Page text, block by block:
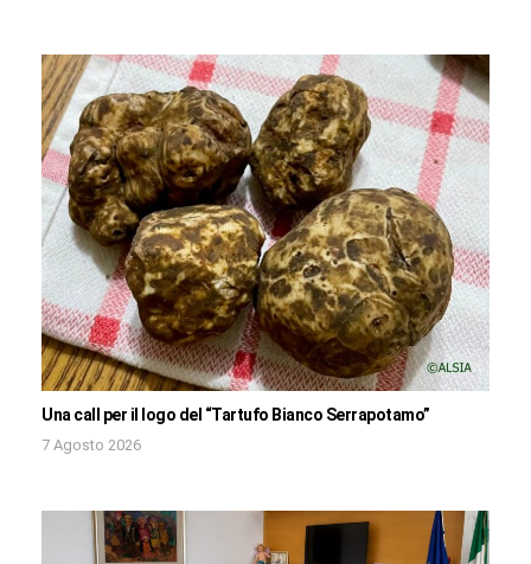
Una call per il logo del “Tartufo Bianco Serrapotamo”
7 Agosto 2026